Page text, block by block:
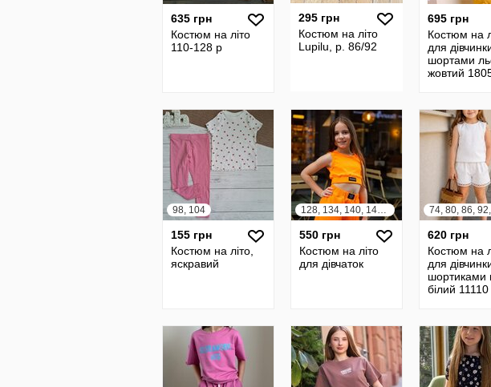
635 грн
Костюм на літо
110-128 р
295 грн
Костюм на літо
Lupilu, р. 86/92
695 грн
Костюм на
для
шортами
жовтий
98, 104
155 грн
Костюм на літо,
яскравий
128, 134, 140, 146, 152, 158, 164
550 грн
Костюм на літо
для дівчаток
620 грн
Костюм на
для
шортиками
білий 11110